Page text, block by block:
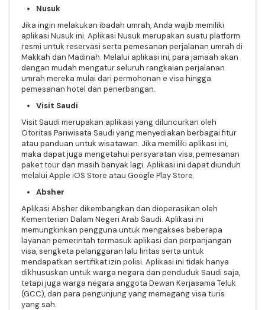
Nusuk
Jika ingin melakukan ibadah umrah, Anda wajib memiliki
aplikasi Nusuk ini. Aplikasi Nusuk merupakan suatu platform
resmi untuk reservasi serta pemesanan perjalanan umrah di
Makkah dan Madinah. Melalui aplikasi ini, para jamaah akan
dengan mudah mengatur seluruh rangkaian perjalanan
umrah mereka mulai dari permohonan e visa hingga
pemesanan hotel dan penerbangan.
Visit Saudi
Visit Saudi merupakan aplikasi yang diluncurkan oleh
Otoritas Pariwisata Saudi yang menyediakan berbagai fitur
atau panduan untuk wisatawan. Jika memiliki aplikasi ini,
maka dapat juga mengetahui persyaratan visa, pemesanan
paket tour dan masih banyak lagi. Aplikasi ini dapat diunduh
melalui Apple iOS Store atau Google Play Store.
Absher
Aplikasi Absher dikembangkan dan dioperasikan oleh
Kementerian Dalam Negeri Arab Saudi. Aplikasi ini
memungkinkan pengguna untuk mengakses beberapa
layanan pemerintah termasuk aplikasi dan perpanjangan
visa, sengketa pelanggaran lalu lintas serta untuk
mendapatkan sertifikat izin polisi. Aplikasi ini tidak hanya
dikhususkan untuk warga negara dan penduduk Saudi saja,
tetapi juga warga negara anggota Dewan Kerjasama Teluk
(GCC), dan para pengunjung yang memegang visa turis
yang sah.